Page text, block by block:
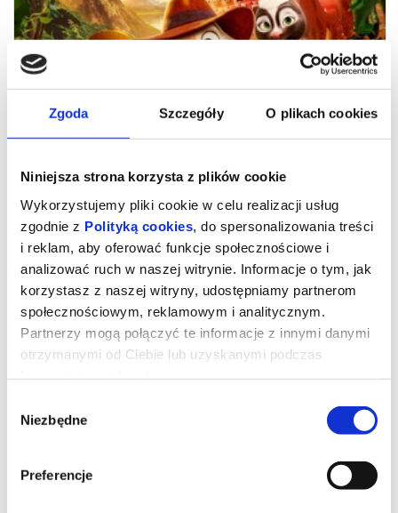
Zgoda Szczegóły O plikach cookies
Niniejsza strona korzysta z plików cookie
Wykorzystujemy pliki cookie w celu realizacji usług
zgodnie z Polityką cookies , do spersonalizowania treści
i reklam, aby oferować funkcje społecznościowe i
analizować ruch w naszej witrynie. Informacje o tym, jak
korzystasz z naszej witryny, udostępniamy partnerom
społecznościowym, reklamowym i analitycznym.
Partnerzy mogą połączyć te informacje z innymi danymi
otrzymanymi od Ciebie lub uzyskanymi podczas
zgody
Niezbędne
Preferencje
ŚWISTAKA - dubbing
Gdy wyjątkowy pół kurczak, pół zając odkrywa, że nie jest sam i
ma siostrę, a cały gatunek kurozająców potrzebuje ratunku,